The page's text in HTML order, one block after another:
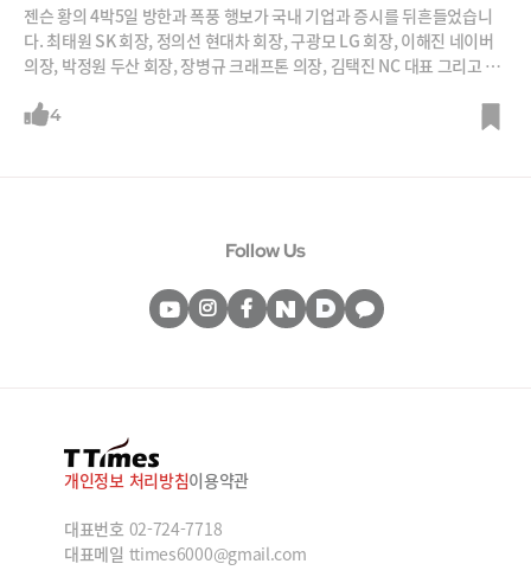
젠슨 황의 4박5일 방한과 폭풍 행보가 국내 기업과 증시를 뒤흔들었습니
다. 최태원 SK 회장, 정의선 현대차 회장, 구광모 LG 회장, 이해진 네이버
의장, 박정원 두산 회장, 장병규 크래프톤 의장, 김택진 NC 대표 그리고 배
한 곳도 다양합니다. 젠슨 황과 미팅이 예정된 기업들의 주가도 요동쳤죠.
방한의 최대 수혜 기업은 어디일까요? 직접 들어보시죠.
4
Follow Us
개인정보 처리방침이용약관
대표번호 02-724-7718
대표메일 ttimes6000@gmail.com